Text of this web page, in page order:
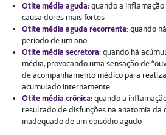
Otite média aguda:quando a
causa dores mais fortes
Otite média aguda recorrente: quando
período de um ano
Otite média secretora:quando há
média, provocando uma sensação de
de acompanhamento médico para
acumulado internamente
Otite média crônica:quando a
resultado de disfunções na anatomia
inadequado de um episódio agudo